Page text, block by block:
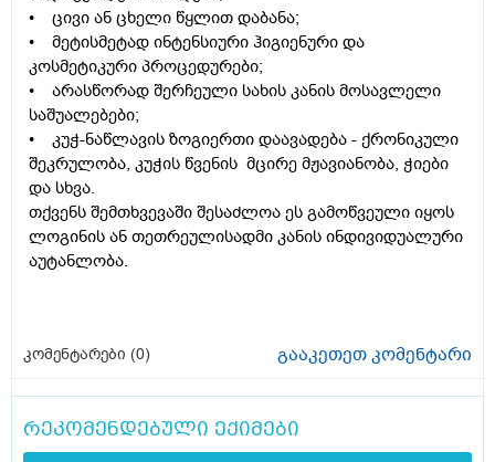
• ცივი ან ცხელი წყლით დაბანა;
• მეტისმეტად ინტენსიური ჰიგიენური და
კოსმეტიკური პროცედურები;
• არასწორად შერჩეული სახის კანის მოსავლელი
საშუალებები;
• კუჭ-ნაწლავის ზოგიერთი დაავადება - ქრონიკული
შეკრულობა, კუჭის წვენის მცირე მჟავიანობა, ჭიები
და სხვა.
თქვენს შემთხვევაში შესაძლოა ეს გამოწვეული იყოს
ლოგინის ან თეთრეულისადმი კანის ინდივიდუალური
აუტანლობა.
კომენტარები (0) გააკეთეთ კომენტარი
რეკომენდებული ექიმები